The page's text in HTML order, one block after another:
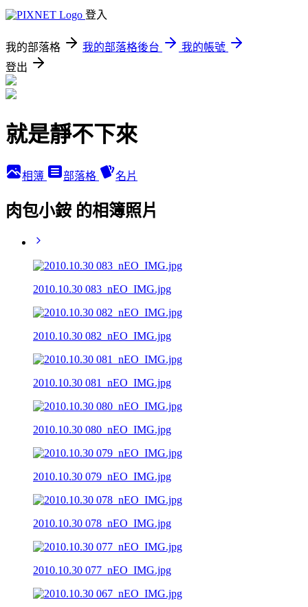
登入
我的部落格 我的部落格後台
我的帳號
登出
就是靜不下來
相簿 部落格 名片
肉包小銨 的相簿照片
2010.10.30 083_nEO_IMG.jpg
2010.10.30 082_nEO_IMG.jpg
2010.10.30 081_nEO_IMG.jpg
2010.10.30 080_nEO_IMG.jpg
2010.10.30 079_nEO_IMG.jpg
2010.10.30 078_nEO_IMG.jpg
2010.10.30 077_nEO_IMG.jpg